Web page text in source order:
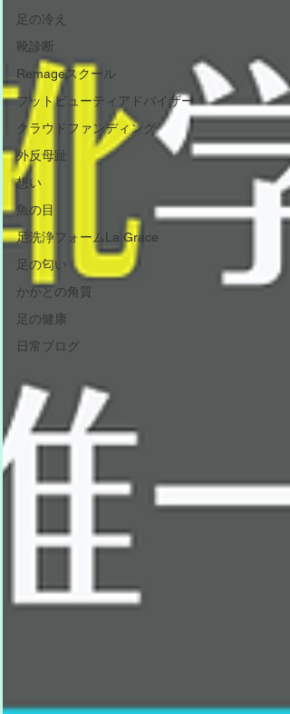
足の冷え
靴診断
Remageスクール
フットビューティアドバイザー
クラウドファンディング
外反母趾
想い
魚の目
足洗浄フォームLa Grace
足の匂い
かかとの角質
足の健康
日常ブログ